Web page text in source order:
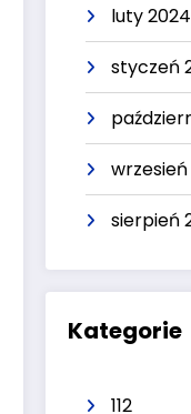
luty 2024
styczeń
wrzesień
sierpień
Kategorie
112